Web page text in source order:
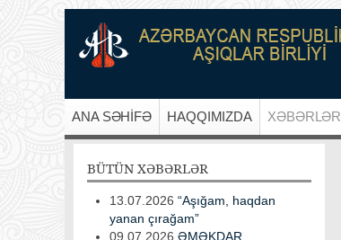
ANA SƏHİFƏ HAQQIMIZDA XƏBƏRLƏR
BÜTÜN XƏBƏRLƏR
13.07.2026 “Aşığam, haqdan
yanan çırağam”
09.07.2026 ƏMƏKDAR